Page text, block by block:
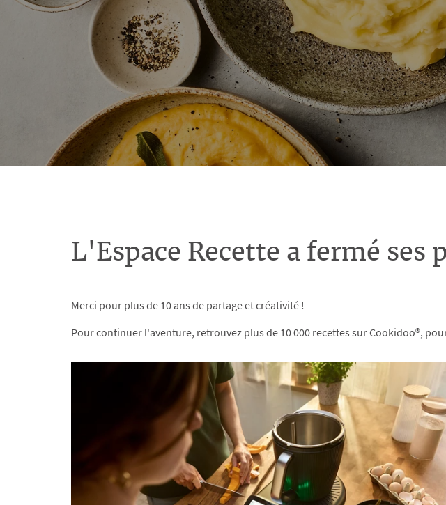
L'Espace Recette a fermé ses
Merci pour plus de 10 ans de partage et créativité !
Pour continuer l'aventure, retrouvez plus de 10 000 recettes sur Cookidoo®,